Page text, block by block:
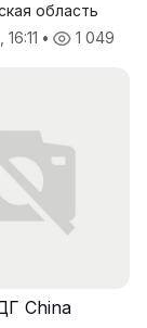
область
• 1 049
China